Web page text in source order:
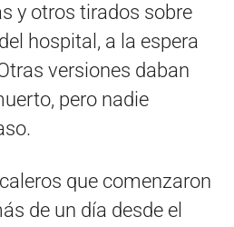
y otros tirados sobre
hospital, a la espera
versiones daban
pero nadie
que comenzaron
de un día desde el